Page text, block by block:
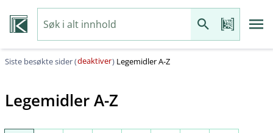
Siste besøkte sider (deaktiver) Legemidler A-Z
Legemidler A-Z